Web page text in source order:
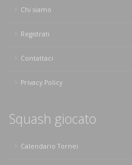
Chi siamo
Registrati
Contattaci
Privacy Policy
Squash giocato
Calendario Tornei